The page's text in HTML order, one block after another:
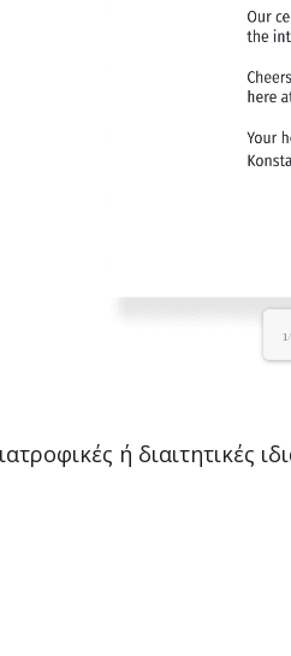
ή διαιτητικές